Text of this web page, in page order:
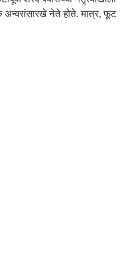
अन्वरांसारखे नेते होते. मात्र, फूट